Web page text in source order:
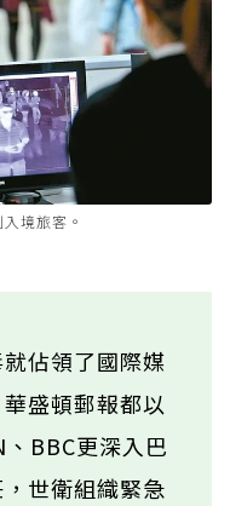
境旅客。
佔領了國際媒
盛頓郵報都以
BBC更深入巴
世衛組織緊急